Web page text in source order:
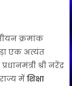
क्रमांक
एक अत्यंत
श्री नरेंद्र
मेंशिक्षा